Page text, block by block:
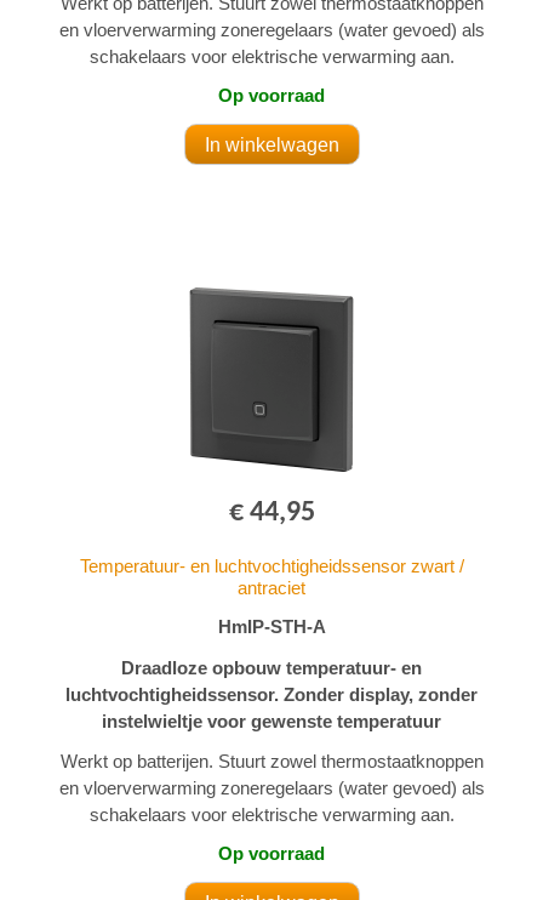
en vloerverwarming zoneregelaars (water gevoed) als
schakelaars voor elektrische verwarming aan.
Op voorraad
€ 44,95
Temperatuur- en luchtvochtigheidssensor zwart /
antraciet
HmIP-STH-A
Draadloze opbouw temperatuur- en
luchtvochtigheidssensor. Zonder display, zonder
instelwieltje voor gewenste temperatuur
Werkt op batterijen. Stuurt zowel thermostaatknoppen
en vloerverwarming zoneregelaars (water gevoed) als
schakelaars voor elektrische verwarming aan.
Op voorraad